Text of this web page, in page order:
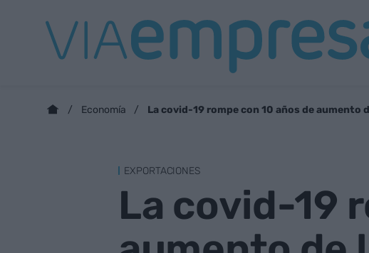
Economía La covid-19 rompe con 10 años de aumento
EXPORTACIONES
La covid-19